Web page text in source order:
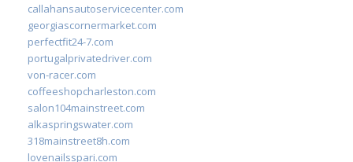
callahansautoservicecenter.com
georgiascornermarket.com
perfectfit24-7.com
portugalprivatedriver.com
von-racer.com
coffeeshopcharleston.com
salon104mainstreet.com
alkaspringswater.com
318mainstreet8h.com
lovenailsspari.com